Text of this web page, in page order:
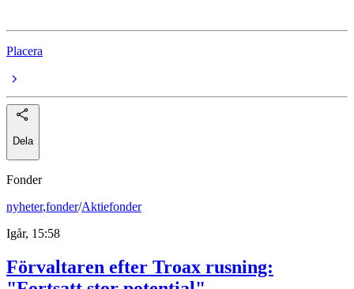
Placera
Dela
Fonder
nyheter,fonder/Aktiefonder
Igår, 15:58
Förvaltaren efter Troax rusning: